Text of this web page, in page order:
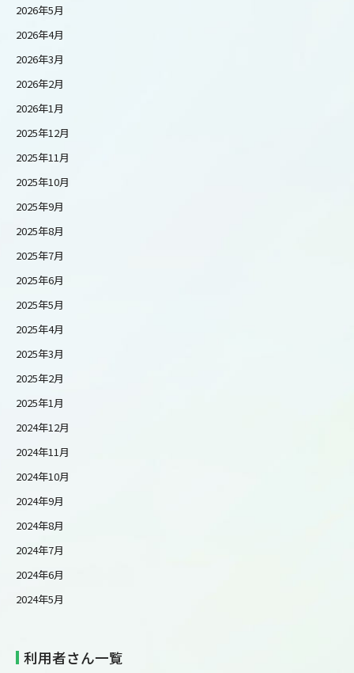
2026年5月
2026年4月
2026年3月
2026年2月
2026年1月
2025年12月
2025年11月
2025年10月
2025年9月
2025年8月
2025年7月
2025年6月
2025年5月
2025年4月
2025年3月
2025年2月
2025年1月
2024年12月
2024年11月
2024年10月
2024年9月
2024年8月
2024年7月
2024年6月
2024年5月
利用者さん一覧